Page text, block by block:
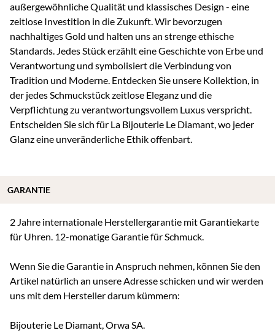
außergewöhnliche Qualität und klassisches Design - eine
zeitlose Investition in die Zukunft. Wir bevorzugen
nachhaltiges Gold und halten uns an strenge ethische
Standards. Jedes Stück erzählt eine Geschichte von Erbe und
Verantwortung und symbolisiert die Verbindung von
Tradition und Moderne. Entdecken Sie unsere Kollektion, in
der jedes Schmuckstück zeitlose Eleganz und die
Verpflichtung zu verantwortungsvollem Luxus verspricht.
Entscheiden Sie sich für La Bijouterie Le Diamant, wo jeder
Glanz eine unveränderliche Ethik offenbart.
2 Jahre internationale Herstellergarantie mit Garantiekarte
für Uhren. 12-monatige Garantie für Schmuck.
Wenn Sie die Garantie in Anspruch nehmen, können Sie den
Artikel natürlich an unsere Adresse schicken und wir werden
uns mit dem Hersteller darum kümmern:
Bijouterie Le Diamant, Orwa SA.
GARANTIE